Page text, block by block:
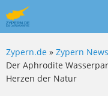
Zypern.de » Zypern
Der Aphrodite
Herzen der Natur